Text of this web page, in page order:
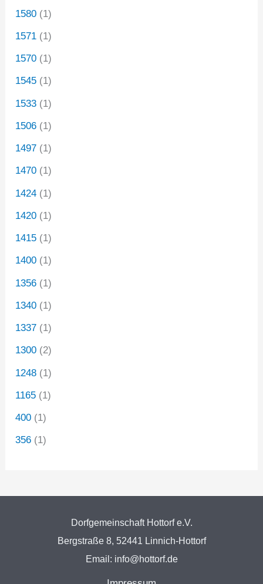
1580 (1)
1571 (1)
1570 (1)
1545 (1)
1533 (1)
1506 (1)
1497 (1)
1470 (1)
1424 (1)
1420 (1)
1415 (1)
1400 (1)
1356 (1)
1340 (1)
1337 (1)
1300 (2)
1248 (1)
1165 (1)
400 (1)
356 (1)
Dorfgemeinschaft Hottorf e.V.
Bergstraße 8, 52441 Linnich-Hottorf
Email: info@hottorf.de